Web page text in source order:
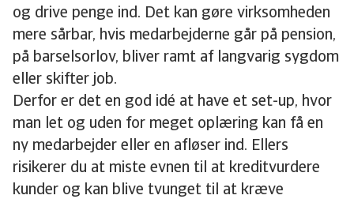
og drive penge ind. Det kan gøre virksomheden
mere sårbar, hvis medarbejderne går på pension,
på barselsorlov, bliver ramt af langvarig sygdom
eller skifter job.
Derfor er det en god idé at have et set-up, hvor
man let og uden for meget oplæring kan få en
ny medarbejder eller en afløser ind. Ellers
risikerer du at miste evnen til at kreditvurdere
kunder og kan blive tvunget til at kræve